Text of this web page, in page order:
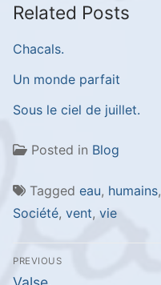
Related Posts
Chacals.
Un monde parfait
Sous le ciel de juillet.
Posted in Blog
Tagged eau, humains,
Société, vent, vie
Navigation
PREVIOUS
Previous